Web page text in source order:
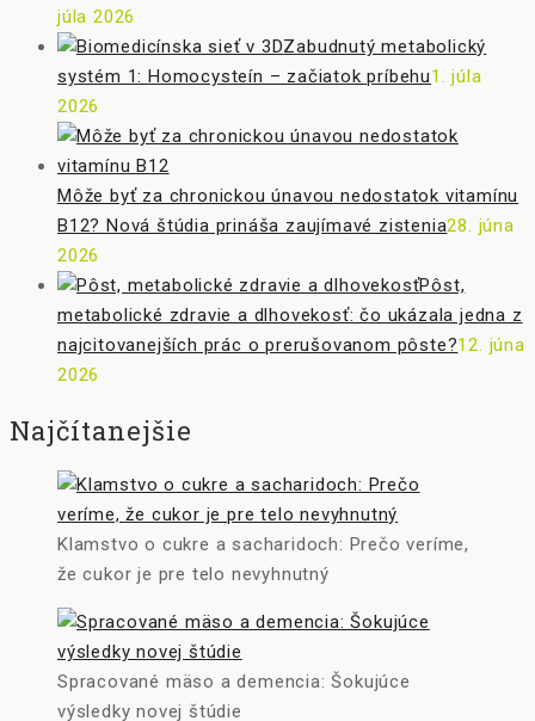
júla 2026
Zabudnutý metabolický
systém 1: Homocysteín – začiatok príbehu1. júla
2026
Môže byť za chronickou únavou nedostatok vitamínu
B12? Nová štúdia prináša zaujímavé zistenia28. júna
2026
Pôst,
metabolické zdravie a dlhovekosť: čo ukázala jedna z
najcitovanejších prác o prerušovanom pôste?12. júna
2026
Najčítanejšie
Klamstvo o cukre a sacharidoch: Prečo veríme,
že cukor je pre telo nevyhnutný
Spracované mäso a demencia: Šokujúce
výsledky novej štúdie